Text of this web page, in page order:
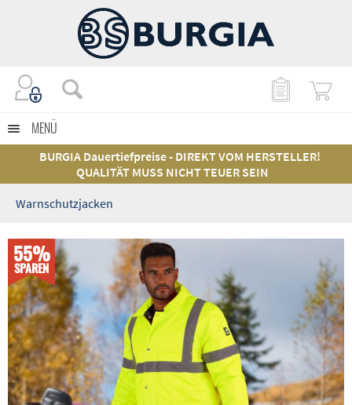
MENÜ
BURGIA Dauertiefpreise - DIREKT VOM HERSTELLER!
QUALITÄT MUSS NICHT TEUER SEIN
Warnschutzjacken
55%
SPAREN